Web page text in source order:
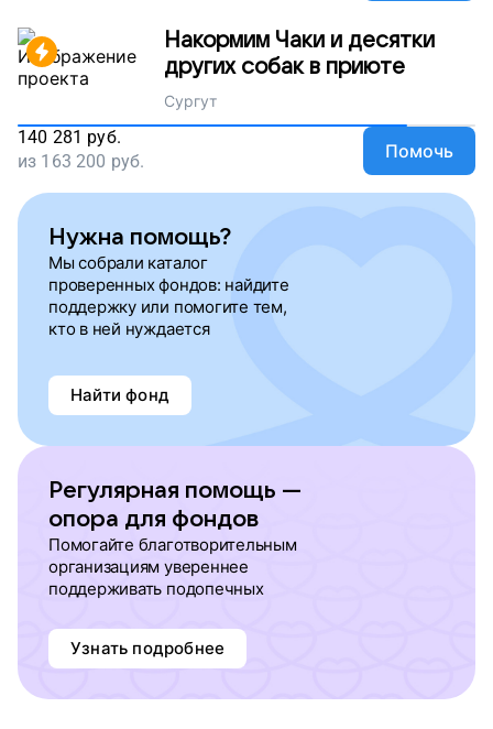
Накормим Чаки и десятки
других собак в приюте
Сургут
140 281 руб.
из 163 200 руб. Помочь
Нужна помощь?
Мы собрали каталог
проверенных фондов: найдите
поддержку или помогите тем,
кто в ней нуждается
Найти фонд
Регулярная помощь —
опора для фондов
Помогайте благотворительным
организациям увереннее
поддерживать подопечных
Узнать подробнее